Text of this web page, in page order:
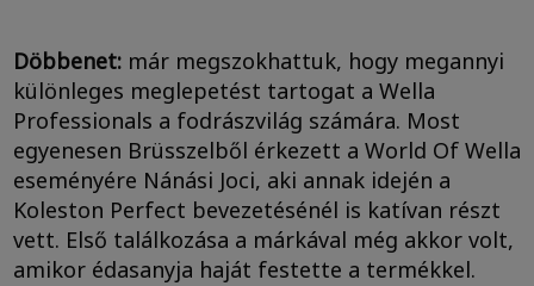
Döbbenet: már megszokhattuk, hogy megannyi
különleges meglepetést tartogat a Wella
Professionals a fodrászvilág számára. Most
egyenesen Brüsszelből érkezett a World Of Wella
eseményére Nánási Joci, aki annak idején a
Koleston Perfect bevezetésénél is katívan részt
vett. Első találkozása a márkával még akkor volt,
amikor édasanyja haját festette a termékkel.